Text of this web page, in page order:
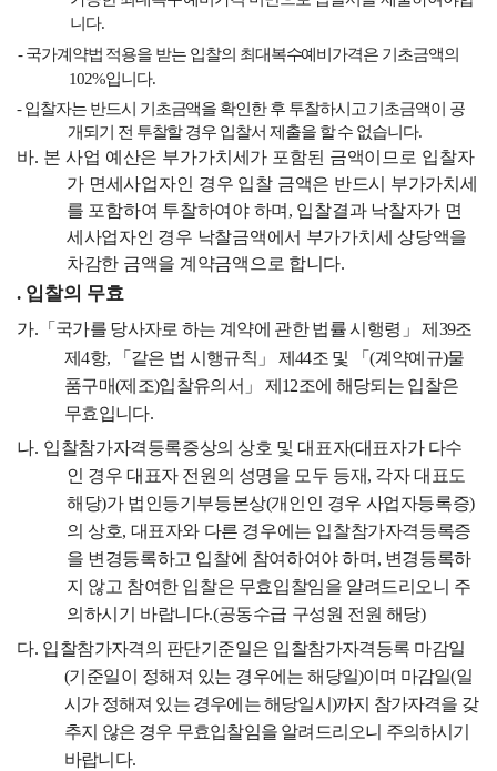
니다.
-국가계약법 적용을 받는 입찰의 최대복수예비가격은 기초금액의
102%입니다.
-입찰자는 반드시 기초금액을 확인한 후 투찰하시고 기초금액이 공
개되기 전 투찰할 경우 입찰서 제출을 할 수 없습니다.
바. 본 사업 예산은 부가가치세가 포함된 금액이므로 입찰자
가 면세사업자인 경우 입찰 금액은 반드시 부가가치세
를 포함하여 투찰하여야 하며 , 입찰결과 낙찰자가 면
세사업자인 경우 낙찰금액에서 부가가치세 상당액을
차감한 금액을 계약금액으로 합니다.
. 입찰의 무효
가. 「 국가를 당사자로 하는 계약에 관한 법률 시행령 」제 39조
제4항, 「 같은 법 시행규칙 」 제44조 및 「(계약예규)물
품구매(제조)입찰유의서 」 제 12조에 해당되는 입찰은
무효입니다.
나. 입찰참가자격등록증상의 상호 및 대표자(대표자가 다수
인 경우 대표자 전원의 성명을 모두 등재, 각자 대표도
해당)가 법인등기부등본상(개인인 경우 사업자등록증)
의 상호, 대표자와 다른 경우에는 입찰참가자격등록증
을 변경등록하고 입찰에 참여하여야 하며 , 변경등록하
지 않고 참여한 입찰은 무효입찰임을 알려드리오니 주
의하시기 바랍니다.(공동수급 구성원 전원 해당)
다. 입찰참가자격의 판단기준일은 입찰참가자격등록 마감일
(기준일이 정해져 있는 경우에는해당일)이며 마감일(일
시가 정해져 있는 경우에는 해당일시 )까지 참가자격을 갖
추지 않은 경우 무효입찰임을 알려드리오니 주의하시기
바랍니다.